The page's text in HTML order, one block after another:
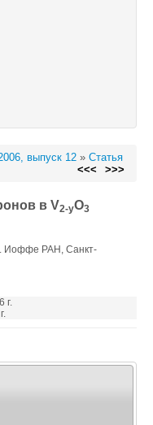
выпуск 12 » Статья
<<< >>>
в V2-yO3
Иоффе РАН, Санкт-
г.